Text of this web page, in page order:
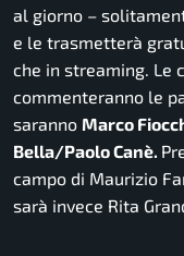
al giorno –
e le trasmetterà
che in streaming. Le
commenteranno le
saranno Marco
Bella/Paolo Canè.
campo di Maurizio
sarà invece Rita